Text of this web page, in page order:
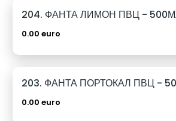
204. ФАНТА ЛИМОН ПВЦ -
0.00 euro
0.00 euro